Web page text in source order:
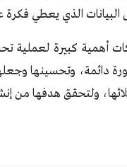
البيانات الذي يعطي
أهمية كبيرة
دائمة، وتحسينها
ولتحقق هدفها من إنشاء